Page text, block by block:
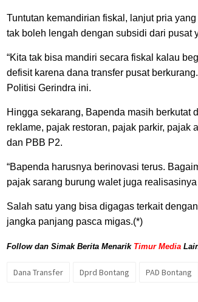
Tuntutan kemandirian fiskal, lanjut pria
tak boleh lengah dengan subsidi dari pusat
“Kita tak bisa mandiri secara fiskal kalau
defisit karena dana transfer pusat
Politisi Gerindra ini.
Hingga sekarang, Bapenda masih berkutat
reklame, pajak restoran, pajak parkir, pajak
dan PBB P2.
“Bapenda harusnya berinovasi terus.
pajak sarang burung walet juga
Salah satu yang bisa digagas terkait
jangka panjang pasca migas.(*)
Follow dan Simak Berita Menarik Timur Media
Dana Transfer Dprd Bontang PAD Bontang